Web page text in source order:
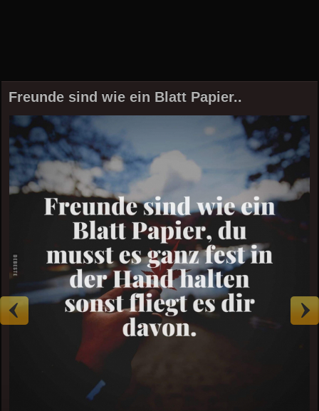
Freunde sind wie ein Blatt Papier..